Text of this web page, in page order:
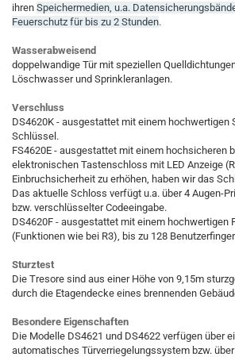
ihren Speichermedien, u.a.
Feuerschutz für bis zu 2 Stunden.
Wasserabweisend
doppelwandige Tür mit speziellen
Löschwasser und Sprinkleranlagen.
Verschluss
DS4620K - ausgestattet mit einem
Schlüssel.
FS4620E - ausgestattet mit einem hochsicheren
elektronischen Tastenschloss mit LED Anzeige
Einbruchsicherheit zu erhöhen, haben wir das
Das aktuelle Schloss verfügt u.a. über 4 Augen-
bzw. verschlüsselter Codeeingabe.
DS4620F - ausgestattet mit einem hochwertigen
(Funktionen wie bei R3), bis zu 128
Sturztest
Die Tresore sind aus einer Höhe von 9,15m
durch die Etagendecke eines brennenden
Besondere Eigenschaften
Die Modelle DS4621 und DS4622 verfügen über
automatisches Türverriegelungssystem bzw.